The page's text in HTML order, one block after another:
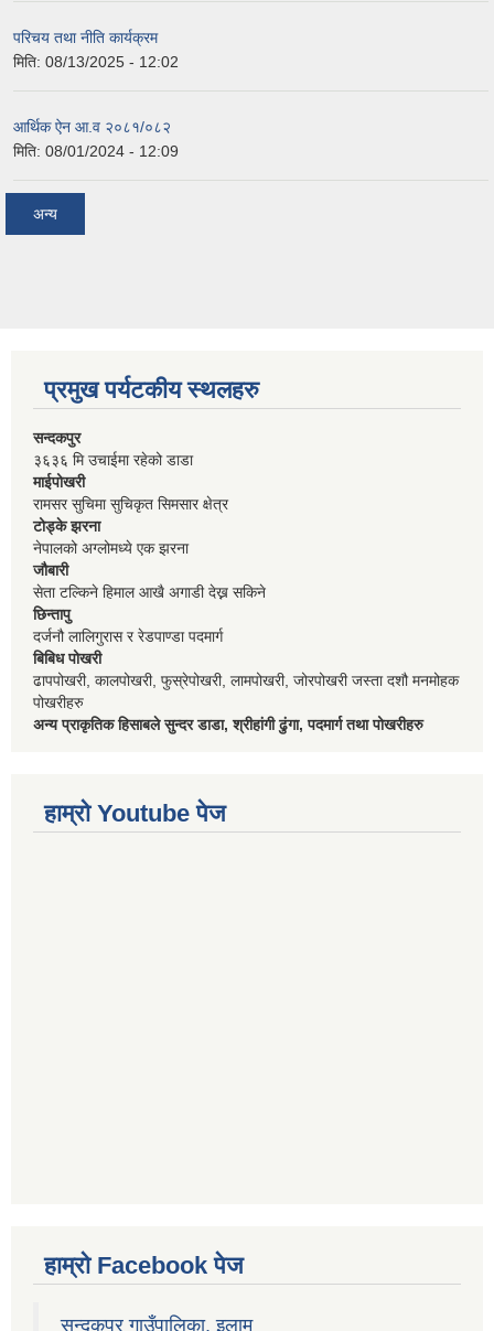
परिचय तथा नीति कार्यक्रम
मिति: 08/13/2025 - 12:02
आर्थिक ऐन आ.व २०८१/०८२
मिति: 08/01/2024 - 12:09
अन्य
प्रमुख पर्यटकीय स्थलहरु
सन्दकपुर
३६३६ मि उचाईमा रहेको डाडा
माईपोखरी
रामसर सुचिमा सुचिकृत सिमसार क्षेत्र
टोड्के झरना
नेपालको अग्लोमध्ये एक झरना
जौबारी
सेता टल्किने हिमाल आखै अगाडी देख्न सकिने
छिन्तापु
दर्जनौ लालिगुरास र रेडपाण्डा पदमार्ग
बिबिध पोखरी
ढापपोखरी, कालपोखरी, फुस्रेपोखरी, लामपोखरी, जोरपोखरी जस्ता दशौ मनमोहक
पोखरीहरु
अन्य प्राकृतिक हिसाबले सुन्दर डाडा, श्रीहांगी ढुंगा, पदमार्ग तथा पोखरीहरु
हाम्रो Youtube पेज
हाम्रो Facebook पेज
सन्दकपुर गाउँपालिका, इलाम